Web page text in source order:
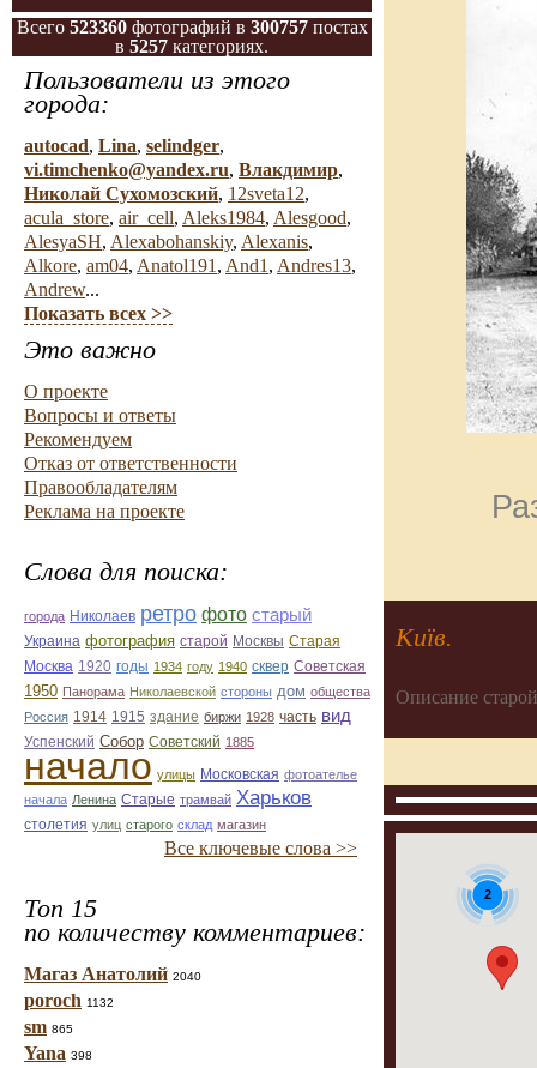
Всего 523360фотографий в 300757постах
в 5257 категориях.
Пользователи из этого
города:
autocad, Lina, selindger,
vi.timchenko@yandex.ru, Влакдимир,
Николай Сухомозский, 12sveta12,
acula_store, air_cell, Aleks1984, Alesgood,
AlesyaSH, Alexabohanskiy, Alexanis,
Alkore, am04, Anatol191 , And1 , Andres13,
Andrew...
Показать всех >>
Это важно
О проекте
Вопросы и ответы
Рекомендуем
Отказ от ответственности
Правообладателям
Реклама на проекте
Слова для поиска:
города Николаев ретро фото старый
Украина фотография старой Москвы Старая
Москва 1920 годы 1934 году 1940 сквер Советская
1950 Панорама Николаевской стороны дом общества
Россия 1914 1915 здание биржи 1928 часть вид
Успенский Собор Советский 1885
начало улицы Московская фотоателье
начала Ленина Старые трамвай Харьков
столетия улиц старого склад магазин
Все ключевые слова >>
Топ 15
по количеству комментариев:
Магаз Анатолий 2040
poroch 1132
sm 865
Yana 398
Київ.
Описание
2